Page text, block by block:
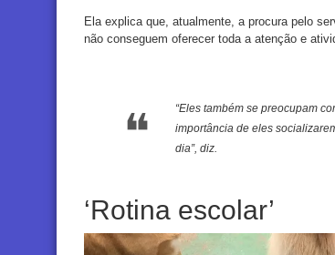
Ela explica que, atualmente, a procura pelo
não conseguem oferecer toda a atenção e
“Eles também se preocupam
importância de eles
dia”, diz.
‘Rotina escolar’